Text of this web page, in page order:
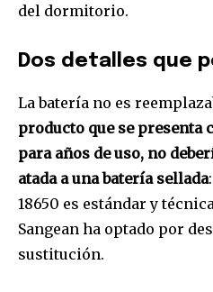
del dormitorio.
Dos detalles que
La batería no es
producto que se presenta
para años de uso, no
atada a una batería sellada
18650 es estándar y
Sangean ha optado por
sustitución.